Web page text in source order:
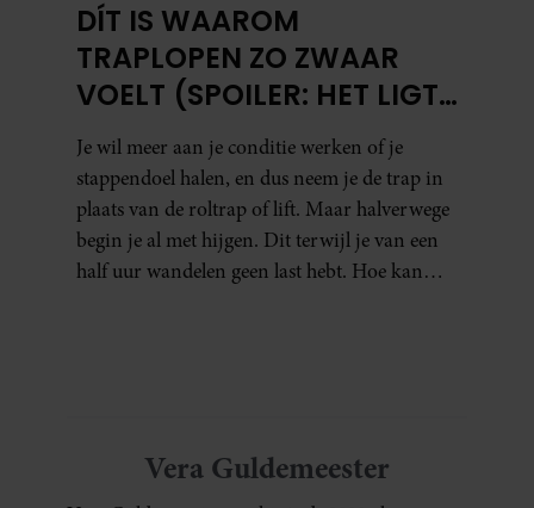
DÍT IS WAAROM
TRAPLOPEN ZO ZWAAR
VOELT (SPOILER: HET LIGT
NIET AAN JE CONDITIE)
Je wil meer aan je conditie werken of je
stappendoel halen, en dus neem je de trap in
plaats van de roltrap of lift. Maar halverwege
begin je al met hijgen. Dit terwijl je van een
half uur wandelen geen last hebt. Hoe kan
Vera Guldemeester